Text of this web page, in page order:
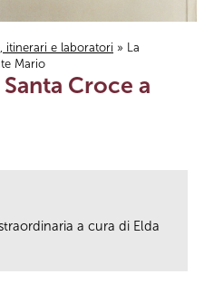
itinerari e laboratori » La
Mario
Croce a
a cura di Elda